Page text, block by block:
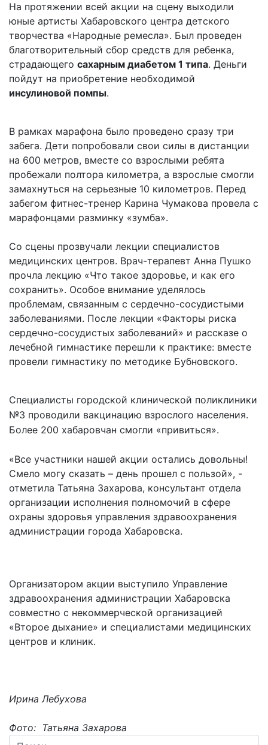
На протяжении всей акции на сцену выходили
юные артисты Хабаровского центра детского
творчества «Народные ремесла». Был проведен
благотворительный сбор средств для ребенка,
страдающего сахарным диабетом 1 типа. Деньги
пойдут на приобретение необходимой
инсулиновой помпы.
В рамках марафона было проведено сразу три
забега. Дети попробовали свои силы в дистанции
на 600 метров, вместе со взрослыми ребята
пробежали полтора километра, а взрослые смогли
замахнуться на серьезные 10 километров. Перед
забегом фитнес-тренер Карина Чумакова провела с
марафонцами разминку «зумба».
Со сцены прозвучали лекции специалистов
медицинских центров. Врач-терапевт Анна Пушко
прочла лекцию «Что такое здоровье, и как его
сохранить». Особое внимание уделялось
проблемам, связанным с сердечно-сосудистыми
заболеваниями. После лекции «Факторы риска
сердечно-сосудистых заболеваний» и рассказе о
лечебной гимнастике перешли к практике: вместе
провели гимнастику по методике Бубновского.
Специалисты городской клинической поликлиники
№3 проводили вакцинацию взрослого населения.
Более 200 хабаровчан смогли «привиться».
«Все участники нашей акции остались довольны!
Смело могу сказать – день прошел с пользой», -
отметила Татьяна Захарова, консультант отдела
организации исполнения полномочий в сфере
охраны здоровья управления здравоохранения
администрации города Хабаровска.
Организатором акции выступило Управление
здравоохранения администрации Хабаровска
совместно с некоммерческой организацией
«Второе дыхание» и специалистами медицинских
центров и клиник.
Ирина Лебухова
Фото: Татьяна Захарова